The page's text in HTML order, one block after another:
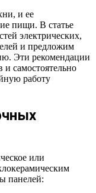
и ее
пищи. В статье
электрических,
и предложим
Эти рекомендации
и самостоятельно
работу
или
панелей: